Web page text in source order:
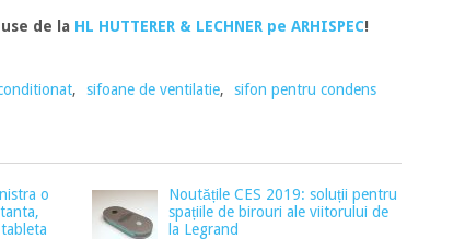
de la HL HUTTERER & LECHNER pe ARHISPEC!
, sifoane de ventilatie, sifon pentru condens
o
Noutățile CES 2019: soluții pentru
spațiile de birouri ale viitorului de
la Legrand